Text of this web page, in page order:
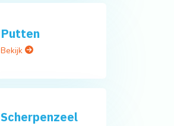
Putten
Bekijk
Scherpenzeel